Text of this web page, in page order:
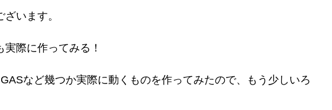
います。
際に作ってみる！
など幾つか実際に動くものを作ってみたので、もう少しいろ